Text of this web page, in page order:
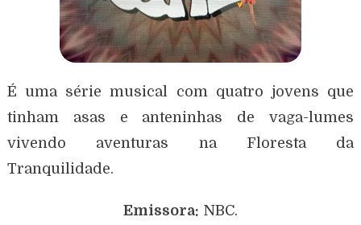
É uma série musical com quatro jovens que
tinham asas e anteninhas de vaga-lumes
vivendo aventuras na Floresta da
Tranquilidade.
Emissora: NBC.